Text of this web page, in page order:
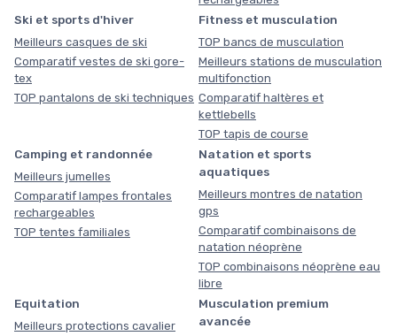
Ski et sports d'hiver
Meilleurs casques de ski
Comparatif vestes de ski gore-
tex
TOP pantalons de ski techniques
Fitness et musculation
TOP bancs de musculation
Meilleurs stations de musculation
multifonction
Comparatif haltères et
kettlebells
TOP tapis de course
Camping et randonnée
Meilleurs jumelles
Comparatif lampes frontales
rechargeables
TOP tentes familiales
Natation et sports
aquatiques
Meilleurs montres de natation
gps
Comparatif combinaisons de
natation néoprène
TOP combinaisons néoprène eau
libre
Equitation
Meilleurs protections cavalier
Musculation premium
avancée